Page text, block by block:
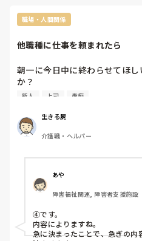
職場・人間関係
他職種に仕事を頼まれたら
朝一に今日中に終わらせてほ
か？
①すぐに取り掛かる
③勝手に期限決めやがって💢
④その他
新人 上司 愚痴
生きる屍
介護職・ヘルパー
あや
障害福祉関連, 障害者支援施設
④です。
内容によりますね。
急に決まったことで、急ぎの